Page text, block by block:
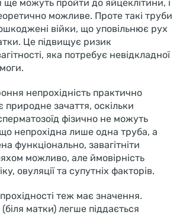
ще можуть пройти до яйцеклітини, і
можливе. Проте такі труби
війки, що уповільнює рух
Це підвищує ризик
яка потребує невідкладної
непрохідність практично
зачаття, оскільки
фізично не можуть
непрохідна лише одна труба, а
функціонально, завагітніти
можливо, але ймовірність
овуляції та супутніх факторів.
теж має значення.
матки) легше піддається